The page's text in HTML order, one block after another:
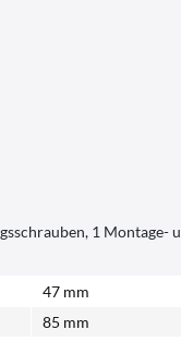
1
47 mm
85 mm